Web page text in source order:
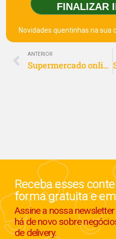
FINALIZAR
Novidades quentinhas na sua
ANTERIOR
Supermercado online: o que esperar da digitalização do setor
Receba esses
forma gratuita e
Assine a nossa
há de novo sobre
de delivery.